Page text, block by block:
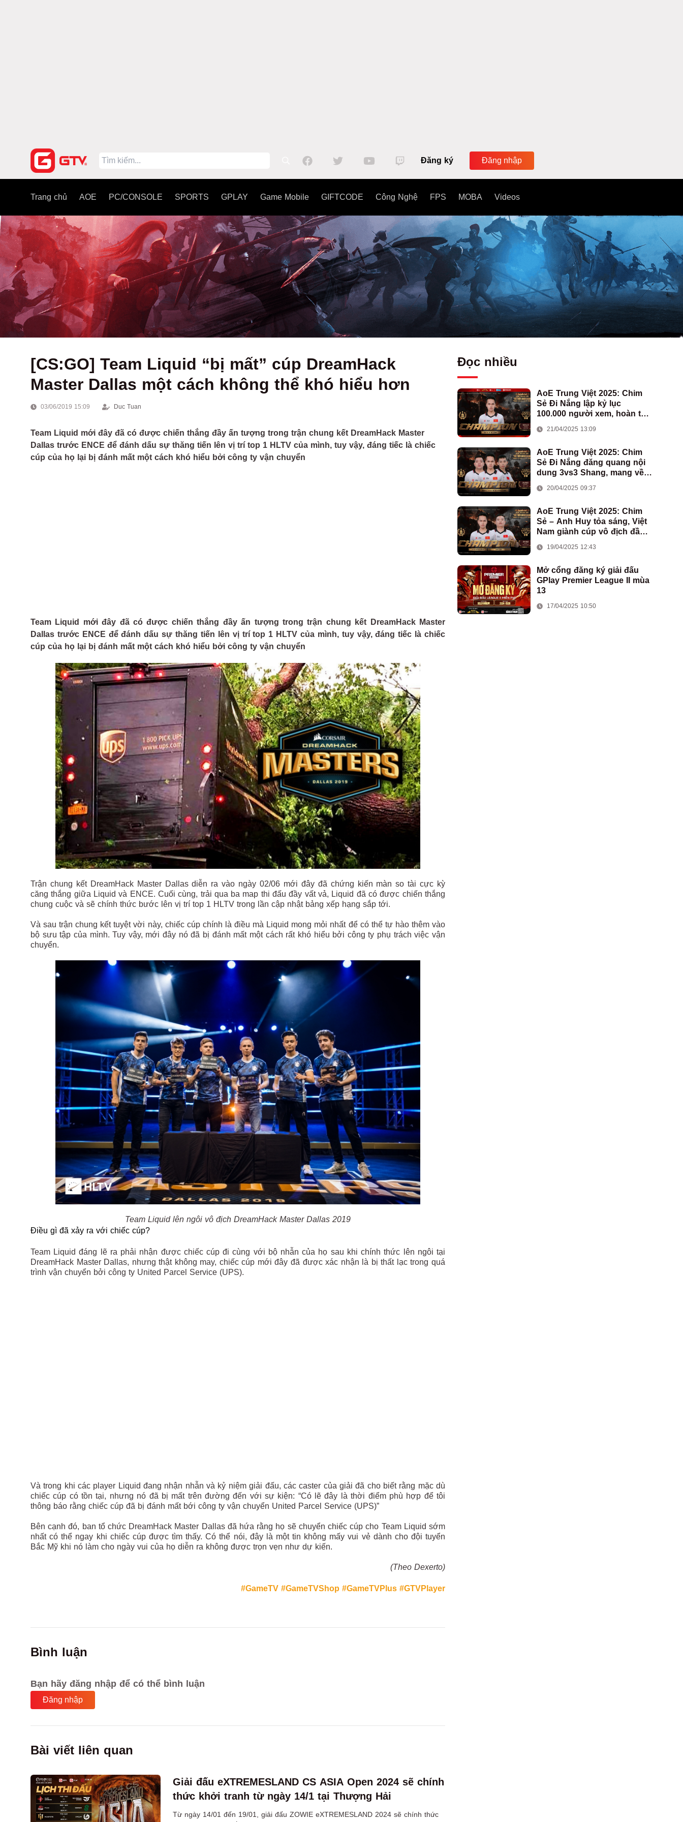
Đăng ký Đăng nhập
Trang chủ AOE PC/CONSOLE SPORTS GPLAY Game Mobile GIFTCODE Công Nghệ FPS MOBA Videos
[CS:GO] Team Liquid “bị mất” cúp DreamHack
Master Dallas một cách không thể khó hiểu hơn
03/06/2019 15:09 Duc Tuan
Team Liquid mới đây đã có được chiến thắng đầy ấn tượng trong trận chung kết DreamHack Master
Dallas trước ENCE để đánh dấu sự thăng tiến lên vị trí top 1 HLTV của mình, tuy vậy, đáng tiếc là chiếc
cúp của họ lại bị đánh mất một cách khó hiểu bởi công ty vận chuyển
Team Liquid mới đây đã có được chiến thắng đầy ấn tượng trong trận chung kết DreamHack Master
Dallas trước ENCE để đánh dấu sự thăng tiến lên vị trí top 1 HLTV của mình, tuy vậy, đáng tiếc là chiếc
cúp của họ lại bị đánh mất một cách khó hiểu bởi công ty vận chuyển
Trận chung kết DreamHack Master Dallas diễn ra vào ngày 02/06 mới đây đã chứng kiến màn so tài cực kỳ
căng thắng giữa Liquid và ENCE. Cuối cùng, trải qua ba map thi đấu đầy vất vả, Liquid đã có được chiến thắng
chung cuộc và sẽ chính thức bước lên vị trí top 1 HLTV trong lần cập nhật bảng xếp hạng sắp tới.
Và sau trận chung kết tuyệt vời này, chiếc cúp chính là điều mà Liquid mong mỏi nhất để có thể tự hào thêm vào
bộ sưu tập của mình. Tuy vậy, mới đây nó đã bị đánh mất một cách rất khó hiểu bởi công ty phụ trách việc vận
chuyển.
Team Liquid lên ngôi vô địch DreamHack Master Dallas 2019
Điều gì đã xảy ra với chiếc cúp?
Team Liquid đáng lẽ ra phải nhận được chiếc cúp đi cùng với bộ nhẫn của họ sau khi chính thức lên ngôi tại
DreamHack Master Dallas, nhưng thật không may, chiếc cúp mới đây đã được xác nhận là bị thất lạc trong quá
trình vận chuyển bởi công ty United Parcel Service (UPS).
Và trong khi các player Liquid đang nhận nhẫn và kỷ niệm giải đấu, các caster của giải đã cho biết rằng mặc dù
chiếc cúp có tồn tại, nhưng nó đã bị mất trên đường đến với sự kiện: “Có lẽ đây là thời điểm phù hợp để tôi
thông báo rằng chiếc cúp đã bị đánh mất bới công ty vận chuyển United Parcel Service (UPS)”
Bên cạnh đó, ban tổ chức DreamHack Master Dallas đã hứa rằng họ sẽ chuyển chiếc cúp cho Team Liquid sớm
nhất có thể ngay khi chiếc cúp được tìm thấy. Có thể nói, đây là một tin không mấy vui vẻ dành cho đội tuyển
Bắc Mỹ khi nó làm cho ngày vui của họ diễn ra không được trọn vẹn như dự kiến.
(Theo Dexerto)
#GameTV #GameTVShop #GameTVPlus #GTVPlayer
Bình luận
Bạn hãy đăng nhập để có thể bình luận
Đăng nhập
Bài viết liên quan
Giải đấu eXTREMESLAND CS ASIA Open 2024 sẽ chính
thức khởi tranh từ ngày 14/1 tại Thượng Hải
Từ ngày 14/01 đến 19/01, giải đấu ZOWIE eXTREMESLAND 2024 sẽ chính thức
Đọc nhiều
AoE Trung Việt 2025: Chim
Sẻ Đi Nắng lập kỷ lục
100.000 người xem, hoàn tất
Việt Nam
21/04/2025 13:09
AoE Trung Việt 2025: Chim
Sẻ Đi Nắng đăng quang nội
dung 3vs3 Shang, mang về
đoàn AoE Việt Nam
20/04/2025 09:37
AoE Trung Việt 2025: Chim
Sẻ – Anh Huy tỏa sáng, Việt
Nam giành cúp vô địch đầu
19/04/2025 12:43
Mở cổng đăng ký giải đấu
GPlay Premier League II mùa
13
17/04/2025 10:50